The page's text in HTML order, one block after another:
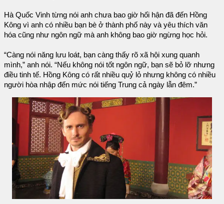
Hà Quốc Vinh từng nói anh chưa bao giờ hối hận đã đến Hồng
Kông vì anh có nhiều bạn bè ở thành phố này và yêu thích văn
hóa cũng như ngôn ngữ mà anh không bao giờ ngừng học hỏi.
“Càng nói năng lưu loát, bạn càng thấy rõ xã hội xung quanh
mình,” anh nói. “Nếu không nói tốt ngôn ngữ, bạn sẽ bỏ lỡ nhưng
điều tinh tế. Hồng Kông có rất nhiều quỷ lỏ nhưng không có nhiều
người hòa nhập đến mức nói tiếng Trung cả ngày lẫn đêm.”